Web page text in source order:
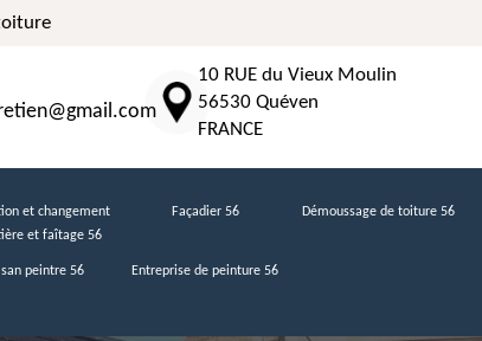
10 RUE du Vieux Moulin
56530 Quéven
FRANCE
et changement
et faîtage 56
Façadier 56 Démoussage de toiture 56
peintre 56 Entreprise de peinture 56